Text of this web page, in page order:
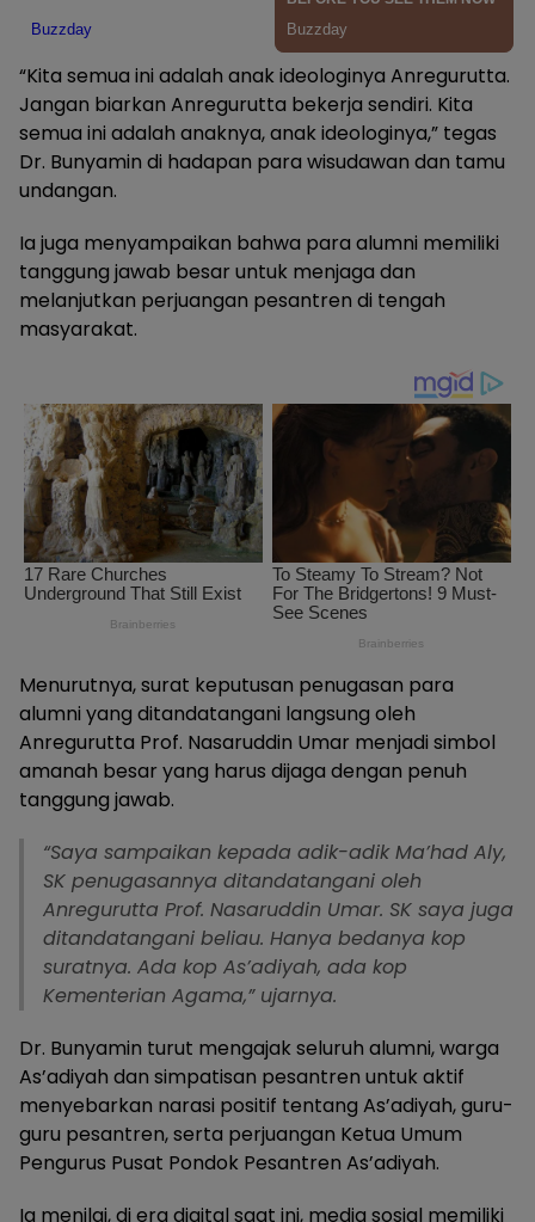
“Kita semua ini adalah anak ideologinya Anregurutta.
Jangan biarkan Anregurutta bekerja sendiri. Kita
semua ini adalah anaknya, anak ideologinya,” tegas
Dr. Bunyamin di hadapan para wisudawan dan tamu
undangan.
Ia juga menyampaikan bahwa para alumni memiliki
tanggung jawab besar untuk menjaga dan
melanjutkan perjuangan pesantren di tengah
masyarakat.
Menurutnya, surat keputusan penugasan para
alumni yang ditandatangani langsung oleh
Anregurutta Prof. Nasaruddin Umar menjadi simbol
amanah besar yang harus dijaga dengan penuh
tanggung jawab.
“Saya sampaikan kepada adik-adik Ma’had Aly,
SK penugasannya ditandatangani oleh
Anregurutta Prof. Nasaruddin Umar. SK saya juga
ditandatangani beliau. Hanya bedanya kop
suratnya. Ada kop As’adiyah, ada kop
Kementerian Agama,” ujarnya.
Dr. Bunyamin turut mengajak seluruh alumni, warga
As’adiyah dan simpatisan pesantren untuk aktif
menyebarkan narasi positif tentang As’adiyah, guru-
guru pesantren, serta perjuangan Ketua Umum
Pengurus Pusat Pondok Pesantren As’adiyah.
Ia menilai, di era digital saat ini, media sosial memiliki